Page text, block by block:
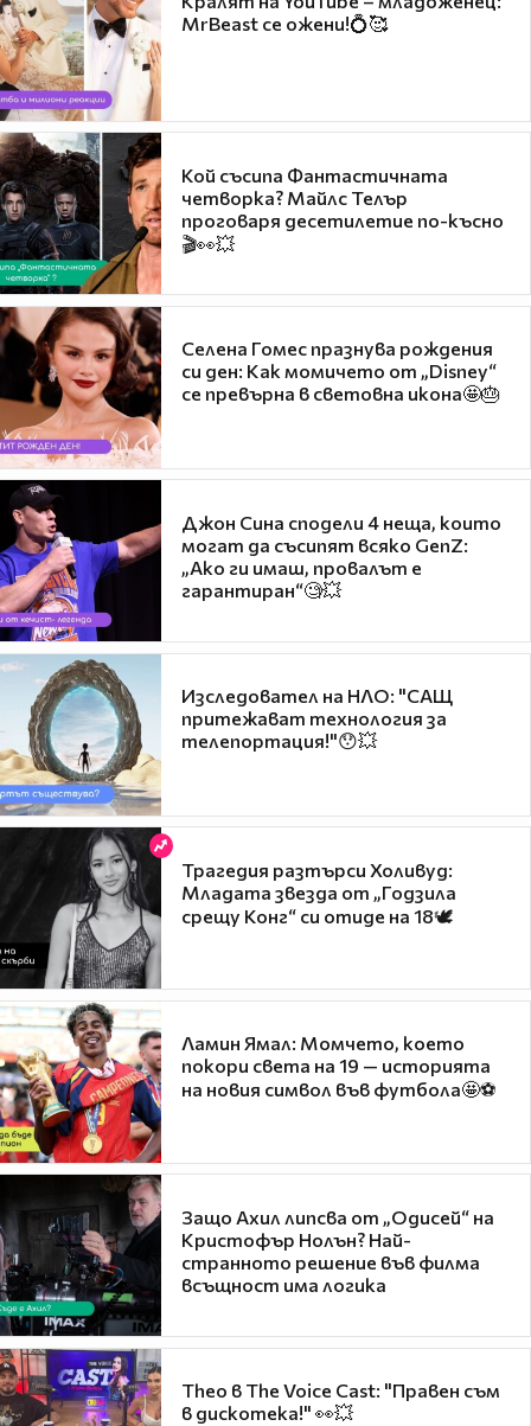
MrBeast се ожени!💍🥰
Кой съсипа Фантастичната
четворка? Майлс Телър
проговаря десетилетие по-късно
🎬👀💥
Селена Гомес празнува рождения
си ден: Как момичето от „Disney“
се превърна в световна икона🤩🎂
Джон Сина сподели 4 неща, които
могат да съсипят всяко GenZ:
„Ако ги имаш, провалът е
гарантиран“🧐💥
Изследовател на НЛО: "САЩ
притежават технология за
телепортация!"😯💥
Трагедия разтърси Холивуд:
Младата звезда от „Годзила
срещу Конг“ си отиде на 18🕊️
Ламин Ямал: Момчето, което
покори света на 19 — историята
на новия символ във футбола🤩⚽
Защо Ахил липсва от „Одисей“ на
Кристофър Нолън? Най-
странното решение във филма
всъщност има логика
Theo в The Voice Cast: "Правен съм
в дискотека!" 👀💥